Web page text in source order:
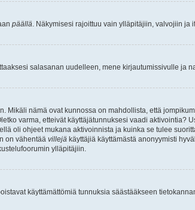
päällä . Näkymisesi rajoittuu vain ylläpitäjiin, valvojiin
salasanan uudelleen, mene kirjautumissivulle ja
nämä ovat kunnossa on mahdollista, että
varma, etteivät käyttäjätunnuksesi vaadi
oli ohjeet mukana aktivoinnista ja kuinka se tulee
on vähentää villejä käyttäjiä käyttämästä anonyymisti
ylläpitäjiin.
käyttämättömiä tunnuksia säästääkseen